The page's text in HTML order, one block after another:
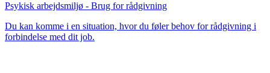
Psykisk arbejdsmiljø - Brug for rådgivning
Du kan komme i en situation, hvor du føler behov for rådgivning i
forbindelse med dit job.